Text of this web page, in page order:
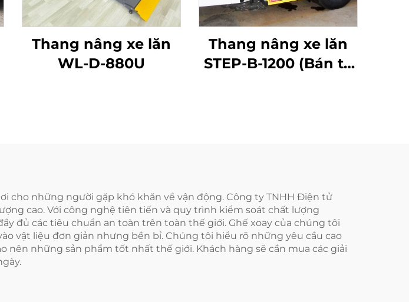
Thang nâng xe lăn
WL-D-880U
Thang nâng xe lăn
STEP-B-1200 (Bán tự
cho những người gặp khó khăn về vận động. Công ty TNHH Điện tử
cao. Với công nghệ tiên tiến và quy trình kiểm soát chất lượng
đủ các tiêu chuẩn an toàn trên toàn thế giới. Ghế xoay của chúng tôi
vật liệu đơn giản nhưng bền bỉ. Chúng tôi hiểu rõ những yêu cầu cao
nên những sản phẩm tốt nhất thế giới. Khách hàng sẽ cần mua các giải